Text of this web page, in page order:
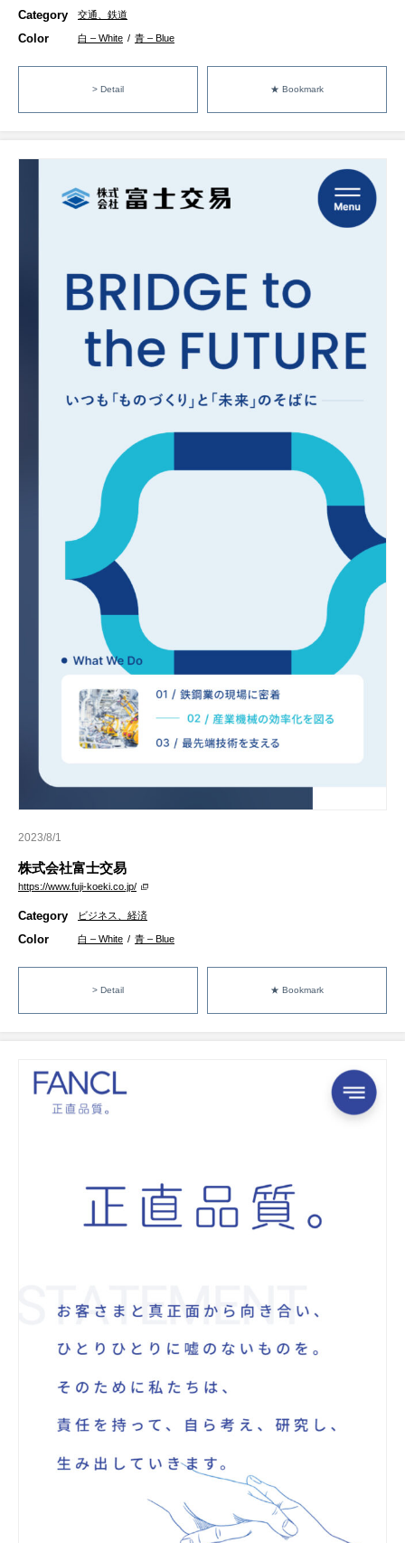
Category 交通、鉄道
Color 白 – White / 青 – Blue
> Detail ★ Bookmark
2023/8/1
株式会社富士交易
https://www.fuji-koeki.co.jp/
Category ビジネス、経済
Color 白 – White / 青 – Blue
> Detail ★ Bookmark